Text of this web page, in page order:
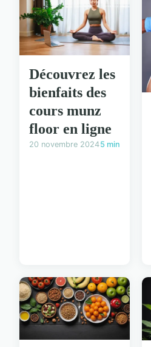
Découvrez les
bienfaits des
cours munz
floor en ligne
20 novembre 20245 min